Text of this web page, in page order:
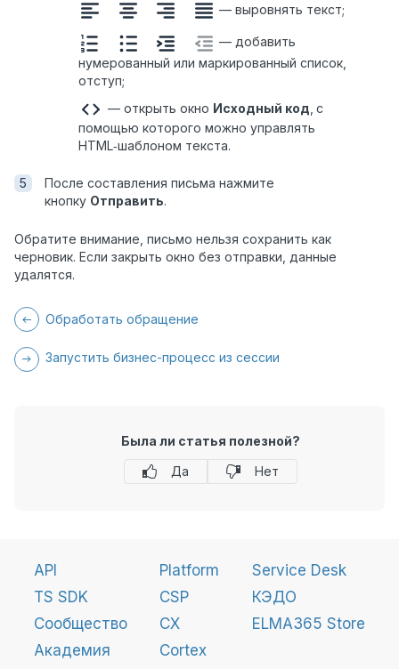
— выровнять текст;
— добавить
нумерованный или маркированный список,
отступ;
— открыть окно Исходный код с
помощью которого можно управлять
HTML‑шаблоном текста.
После составления письма нажмите
кнопку Отправить.
Обратите внимание, письмо нельзя сохранить как
черновик. Если закрыть окно без отправки, данные
удалятся.
Обработать обращение
Запустить бизнес-процесс из сессии
Была ли статья полезной?
Да
Нет
API
TS SDK
Сообщество
Академия
Platform
CSP
CX
Cortex
Service Desk
КЭДО
ELMA365 Store